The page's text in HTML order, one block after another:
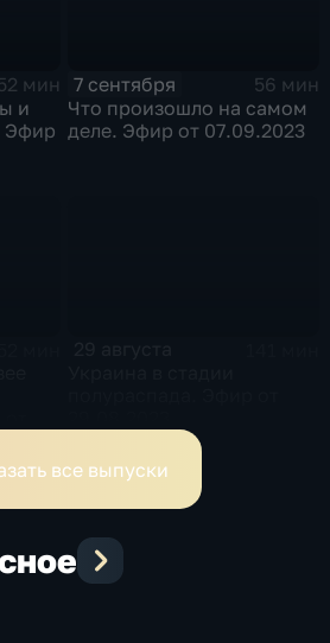
мин
и
Эфир
7 сентября
56 мин
Что произошло на самом
деле. Эфир от 07.09.2023
все выпуски